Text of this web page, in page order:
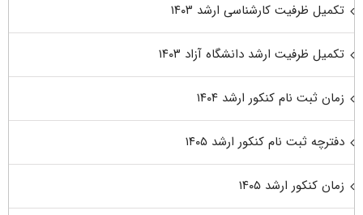
تکمیل ظرفیت کارشناسی ارشد ۱۴۰۳
تکمیل ظرفیت ارشد دانشگاه آزاد ۱۴۰۳
زمان ثبت نام کنکور ارشد ۱۴۰۴
دفترچه ثبت نام کنکور ارشد ۱۴۰۵
زمان کنکور ارشد ۱۴۰۵